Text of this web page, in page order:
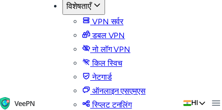
विशेषताएँ
VPN सर्वर
डबल VPN
नो लॉग VPN
किल स्विच
नेटगार्ड
ऑनलाइन एसएमएस
स्प्लिट टनलिंग
HI